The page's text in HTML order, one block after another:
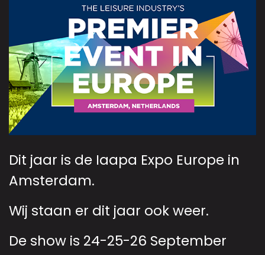
Dit jaar is de Iaapa Expo Europe in
Amsterdam.
Wij staan er dit jaar ook weer.
De show is 24-25-26 September